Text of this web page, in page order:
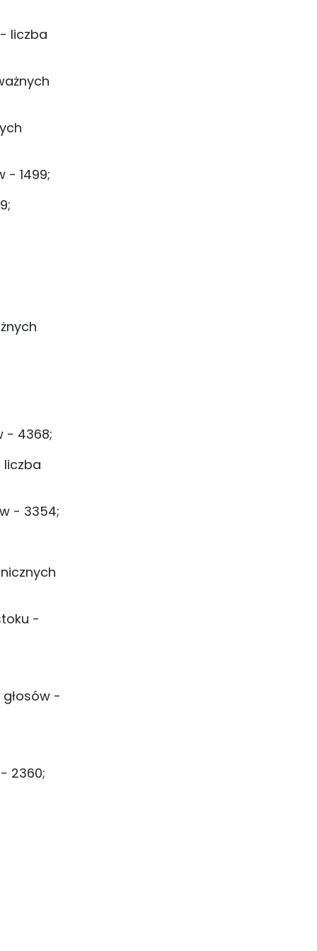
liczba
- 1499;
- 4368;
liczba
- 3354;
-
-
2360;